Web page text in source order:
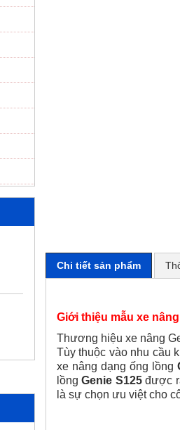
Chi tiết sản phẩm
Giới thiệu mẫu xe
Thương hiệu xe nâng
Tùy thuộc vào nhu cầu
xe nâng dạng ống lồng
lồngGenie S125được
là sự chọn ưu việt cho